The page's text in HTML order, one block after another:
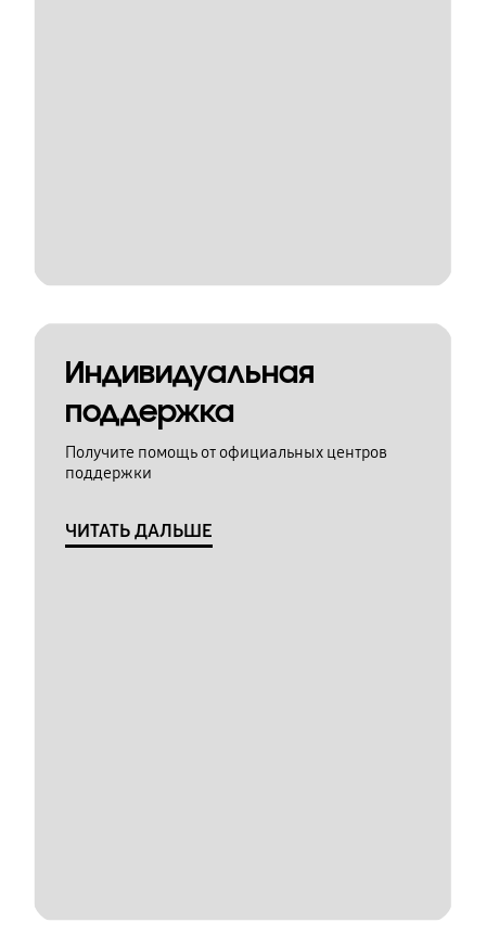
Индивидуальная
поддержка
Получите помощь от официальных центров
поддержки
ЧИТАТЬ ДАЛЬШЕ